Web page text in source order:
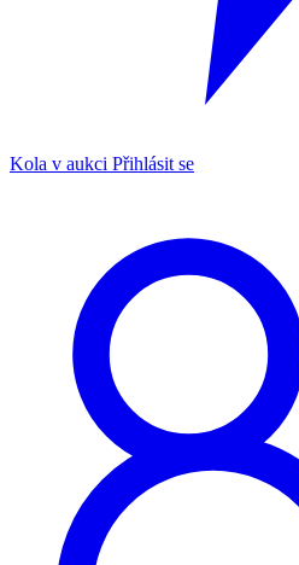
Kola v aukci Přihlásit se